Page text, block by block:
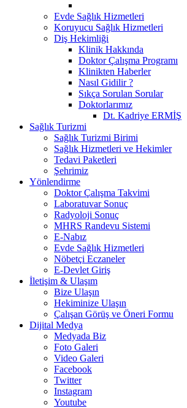
Evde Sağlık Hizmetleri
Koruyucu Sağlık Hizmetleri
Diş Hekimliği
Klinik Hakkında
Doktor Çalışma Programı
Klinikten Haberler
Nasıl Gidilir ?
Sıkça Sorulan Sorular
Doktorlarımız
Dt. Kadriye ERMİŞ
Sağlık Turizmi
Sağlık Turizmi Birimi
Sağlık Hizmetleri ve Hekimler
Tedavi Paketleri
Şehrimiz
Yönlendirme
Doktor Çalışma Takvimi
Laboratuvar Sonuç
Radyoloji Sonuç
MHRS Randevu Sistemi
E-Nabız
Evde Sağlık Hizmetleri
Nöbetçi Eczaneler
E-Devlet Giriş
İletişim & Ulaşım
Bize Ulaşın
Hekiminize Ulaşın
Çalışan Görüş ve Öneri Formu
Dijital Medya
Medyada Biz
Foto Galeri
Video Galeri
Facebook
Twitter
Instagram
Youtube